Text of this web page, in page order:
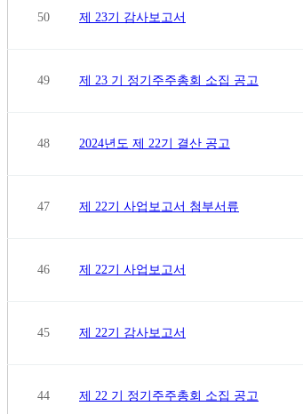
50 제 23기 감사보고서
49 제 23 기 정기주주총회 소집 공고
48 2024년도 제 22기 결산 공고
47 제 22기 사업보고서 첨부서류
46 제 22기 사업보고서
45 제 22기 감사보고서
44 제 22 기 정기주주총회 소집 공고